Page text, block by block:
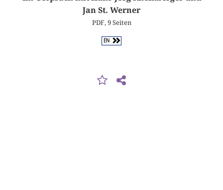
Jan St. Werner
PDF, 9 Seiten
EN